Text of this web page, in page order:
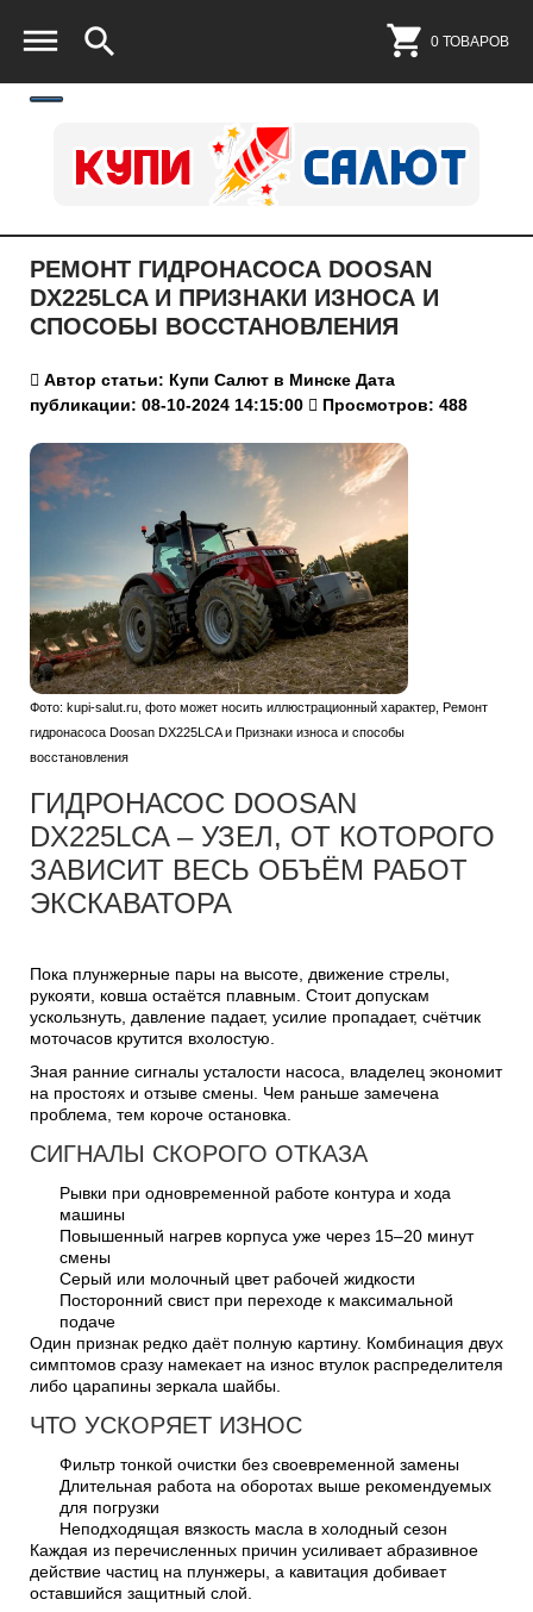
0 ТОВАРОВ
РЕМОНТ ГИДРОНАСОСА DOOSAN
DX225LCA И ПРИЗНАКИ ИЗНОСА И
СПОСОБЫ ВОССТАНОВЛЕНИЯ
Автор статьи: Купи Салют в Минске Дата
публикации: 08-10-2024 14:15:00
Просмотров: 488
Фото: kupi-salut.ru, фото может носить иллюстрационный характер, Ремонт
гидронасоса Doosan DX225LCA и Признаки износа и способы
восстановления
ГИДРОНАСОС DOOSAN
DX225LCA – УЗЕЛ, ОТ КОТОРОГО
ЗАВИСИТ ВЕСЬ ОБЪЁМ РАБОТ
ЭКСКАВАТОРА
Пока плунжерные пары на высоте, движение стрелы,
рукояти, ковша остаётся плавным. Стоит допускам
ускользнуть, давление падает, усилие пропадает, счётчик
моточасов крутится вхолостую.
Зная ранние сигналы усталости насоса, владелец экономит
на простоях и отзыве смены. Чем раньше замечена
проблема, тем короче остановка.
СИГНАЛЫ СКОРОГО ОТКАЗА
Рывки при одновременной работе контура и хода
машины
Повышенный нагрев корпуса уже через 15–20 минут
смены
Серый или молочный цвет рабочей жидкости
Посторонний свист при переходе к максимальной
подаче
Один признак редко даёт полную картину. Комбинация двух
симптомов сразу намекает на износ втулок распределителя
либо царапины зеркала шайбы.
ЧТО УСКОРЯЕТ ИЗНОС
Фильтр тонкой очистки без своевременной замены
Длительная работа на оборотах выше рекомендуемых
для погрузки
Неподходящая вязкость масла в холодный сезон
Каждая из перечисленных причин усиливает абразивное
действие частиц на плунжеры, а кавитация добивает
оставшийся защитный слой.